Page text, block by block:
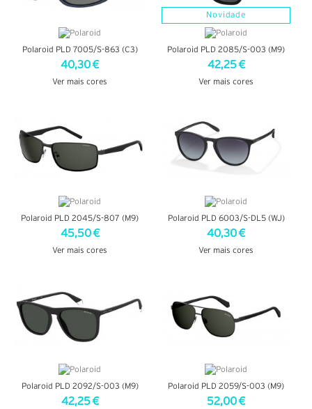
Polaroid PLD 7005/S-863 (C3)
40,30 €
Ver mais cores
Novidade
Polaroid PLD 2085/S-003 (M9)
42,25 €
Ver mais cores
Polaroid PLD 2045/S-807 (M9)
45,50 €
Ver mais cores
Polaroid PLD 6003/S-DL5 (WJ)
40,30 €
Ver mais cores
Polaroid PLD 2092/S-003 (M9)
42,25 €
Polaroid PLD 2059/S-003 (M9)
52,00 €